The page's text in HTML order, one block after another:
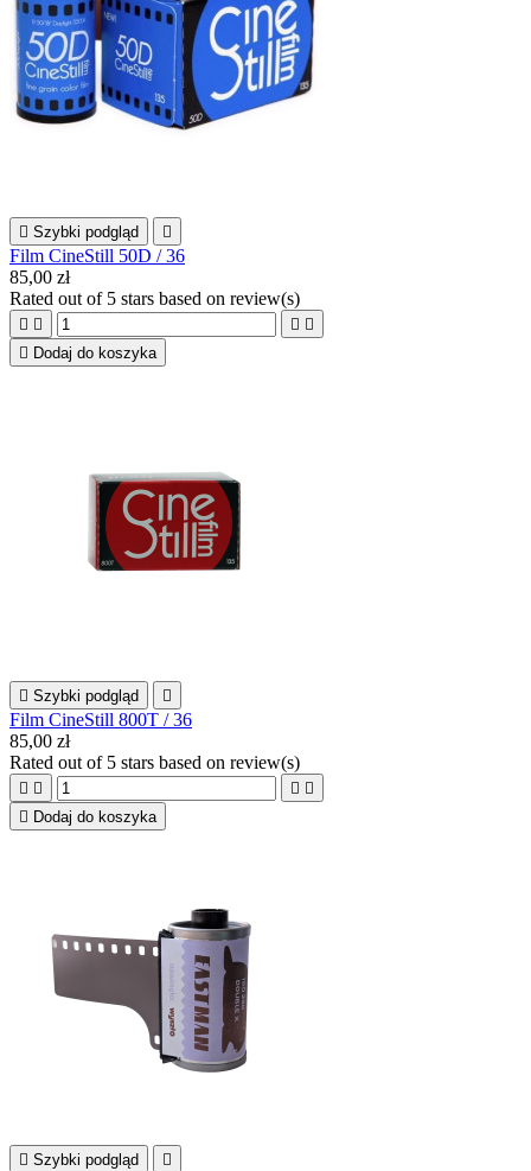
 Szybki podgląd 
Film CineStill 50D / 36
85,00 zł
Rated out of 5 stars based on review(s)
   
 Dodaj do koszyka
 Szybki podgląd 
Film CineStill 800T / 36
85,00 zł
Rated out of 5 stars based on review(s)
   
 Dodaj do koszyka
 Szybki podgląd 